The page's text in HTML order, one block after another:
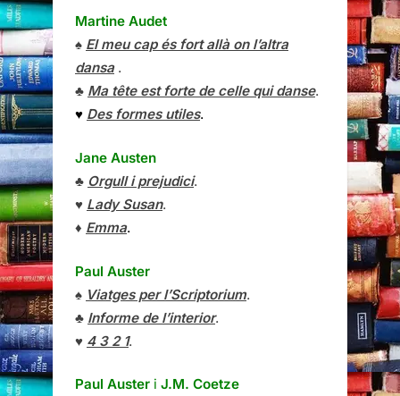
Martine Audet
♠ El meu cap és fort allà on l’altra
dansa.
♣ Ma tête est forte de celle qui danse.
♥ Des formes utiles.
Jane Austen
♣ Orgull i prejudici.
♥ Lady Susan.
♦ Emma.
Paul Auster
♠ Viatges per l’Scriptorium.
♣ Informe de l’interior.
♥ 4 3 2 1.
Paul Auster i J.M. Coetze